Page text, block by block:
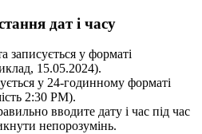
дат і часу
записується у форматі
15.05.2024).
у 24-годинному форматі
2:30 PM).
вводите дату і час під час
непорозумінь.